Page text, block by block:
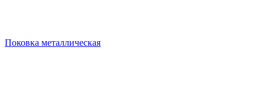
Поковка металлическая